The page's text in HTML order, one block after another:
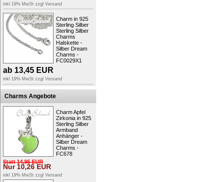
inkl 19% MwSt zzgl Versand
Charm in 925
Sterling Silber
Sterling Silber
Charms
Halskette -
Silber Dream
Charms -
FC0029X1
ab 13,45 EUR
inkl 19% MwSt zzgl Versand
Charms Angebote
Charm Apfel
Zirkonia in 925
Sterling Silber
Armband
Anhänger -
Silber Dream
Charms -
FC678
Statt14,95EUR
Nur10,26EUR
inkl 19% MwSt zzgl Versand